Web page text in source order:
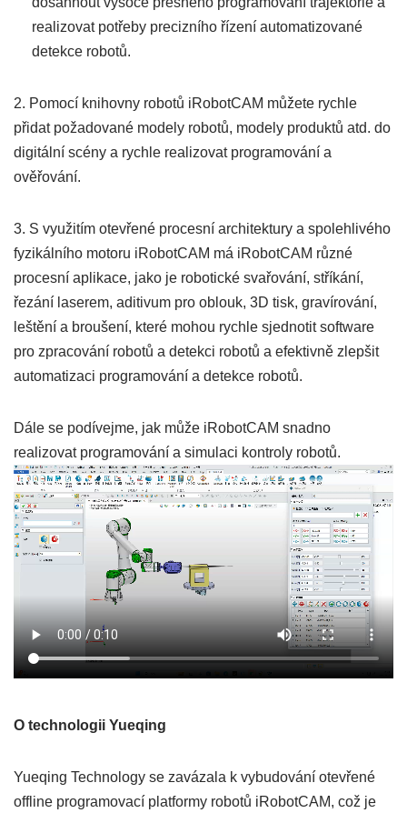
realizovat potřeby precizního řízení automatizované
detekce robotů.
2. Pomocí knihovny robotů iRobotCAM můžete rychle
přidat požadované modely robotů, modely produktů atd. do
digitální scény a rychle realizovat programování a
ověřování.
3. S využitím otevřené procesní architektury a spolehlivého
fyzikálního motoru iRobotCAM má iRobotCAM různé
procesní aplikace, jako je robotické svařování, stříkání,
řezání laserem, aditivum pro oblouk, 3D tisk, gravírování,
leštění a broušení, které mohou rychle sjednotit software
pro zpracování robotů a detekci robotů a efektivně zlepšit
automatizaci programování a detekce robotů.
Dále se podívejme, jak může iRobotCAM snadno
realizovat programování a simulaci kontroly robotů.
O technologii Yueqing
Yueqing Technology se zavázala k vybudování otevřené
offline programovací platformy robotů iRobotCAM, což je